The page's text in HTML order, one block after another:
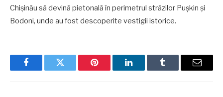
Chișinău să devină pietonală în perimetrul străzilor Pușkin și
Bodoni, unde au fost descoperite vestigii istorice.
FacebookTwitter Pinterest LinkedInTumblr Email